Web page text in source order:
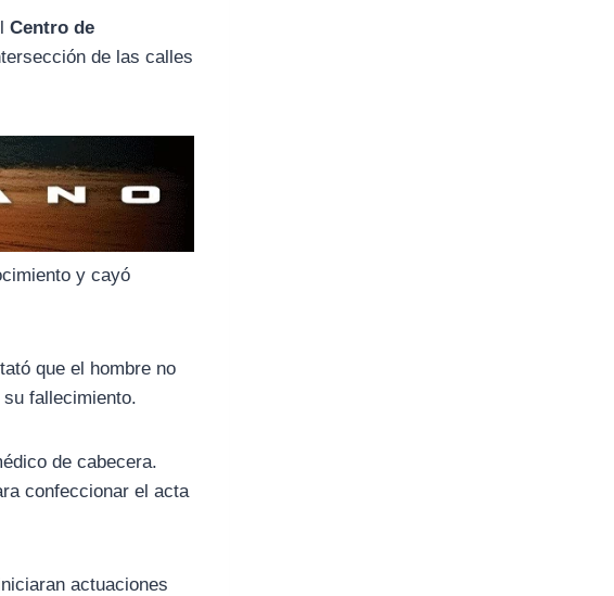
Centro de
de las calles
y cayó
que el hombre no
fallecimiento.
de cabecera.
confeccionar el acta
actuaciones